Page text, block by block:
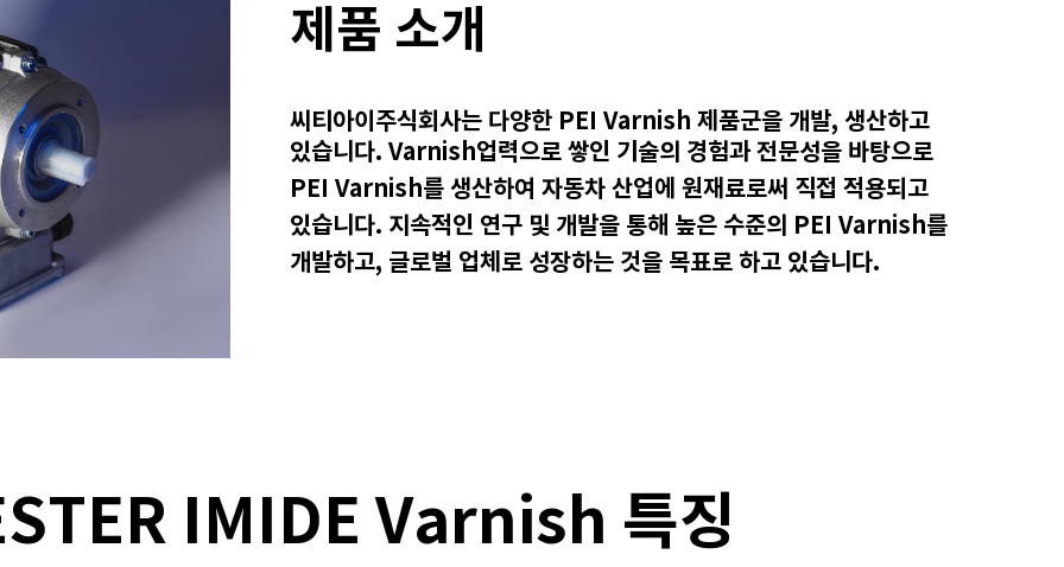
제품 소개
씨티아이주식회사는 다양한 PEI Varnish 제품군을 개발, 생산하고
있습니다. Varnish업력으로 쌓인 기술의 경험과 전문성을 바탕으로
PEI Varnish를 생산하여 자동차 산업에 원재료로써 직접 적용되고
있습니다. 지속적인 연구 및 개발을 통해 높은 수준의 PEI Varnish를
개발하고, 글로벌 업체로 성장하는 것을 목표로 하고 있습니다.
IMIDE Varnish 특징